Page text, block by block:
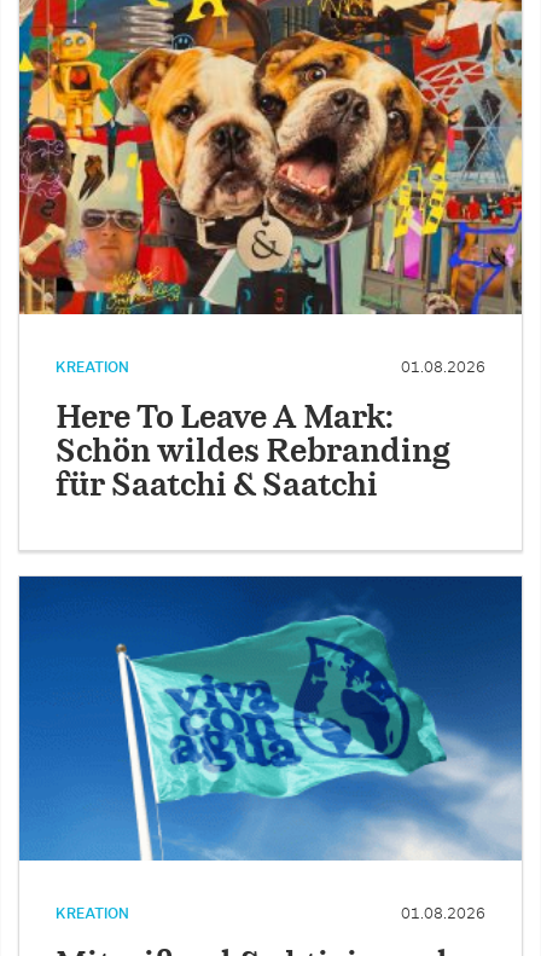
KREATION 01.08.2026
Here To Leave A Mark:
Schön wildes Rebranding
für Saatchi & Saatchi
KREATION 01.08.2026